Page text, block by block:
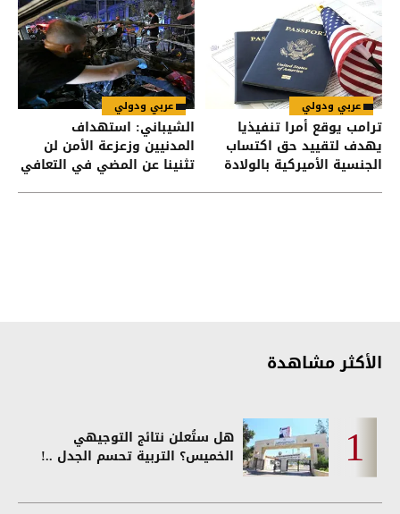
عربي ودولي
ترامب يوقع أمرا تنفيذيا
يهدف لتقييد حق اكتساب
الجنسية الأميركية بالولادة
عربي ودولي
الشيباني: استهداف
المدنيين وزعزعة الأمن لن
تثنينا عن المضي في التعافي
الأكثر مشاهدة
هل ستُعلن نتائج التوجيهي
الخميس؟ التربية تحسم الجدل ..!